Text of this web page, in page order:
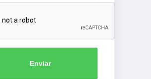
Enviar